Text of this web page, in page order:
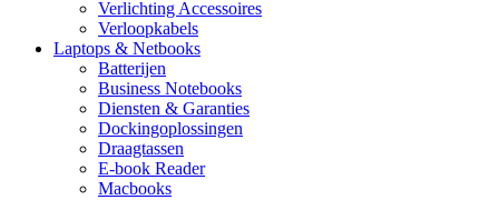
Verlichting Accessoires
Verloopkabels
Laptops & Netbooks
Batterijen
Business Notebooks
Diensten & Garanties
Dockingoplossingen
Draagtassen
E-book Reader
Macbooks